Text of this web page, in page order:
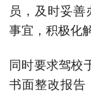
员，及时妥
事宜，积极化
同时要求驾校
书面整改报告